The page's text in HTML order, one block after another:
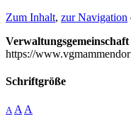
Zum Inhalt, zur Navigation
https://
Schriftgröße
A A A